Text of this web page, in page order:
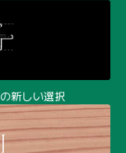
新しい選択